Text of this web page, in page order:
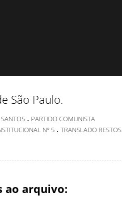
São Paulo.
. PARTIDO COMUNISTA
Nº 5 . TRANSLADO RESTOS
ao arquivo: